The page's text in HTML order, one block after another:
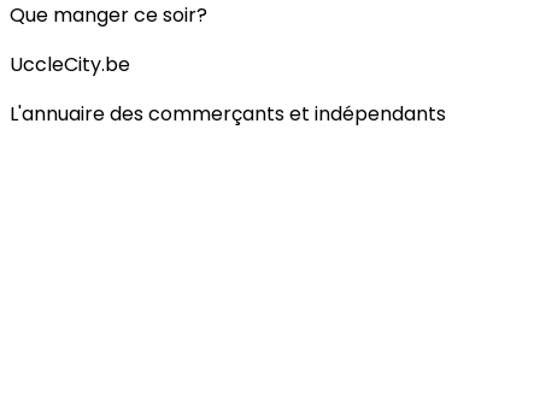
Que manger ce soir?
UccleCity.be
L'annuaire des commerçants et indépendants